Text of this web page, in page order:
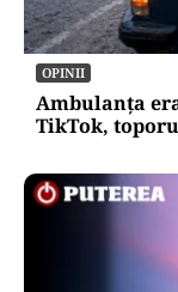
OPINII
Ambulanța
TikTok,